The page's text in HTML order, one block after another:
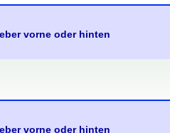
vorne oder hinten
vorne oder hinten